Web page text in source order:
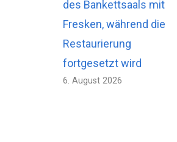
des Bankettsaals mit
Fresken, während die
Restaurierung
fortgesetzt wird
6. August 2026